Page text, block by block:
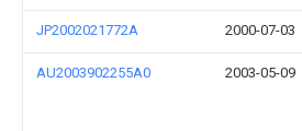
JP2002021772A 2000-07-03
AU2003902255A0 2003-05-09